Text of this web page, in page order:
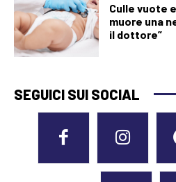
Culle vuote
muore una
il dottore”
SEGUICI SUI SOCIAL